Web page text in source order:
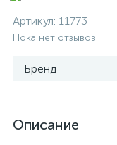
Артикул: 11773
Пока нет отзывов
Бренд
Описание